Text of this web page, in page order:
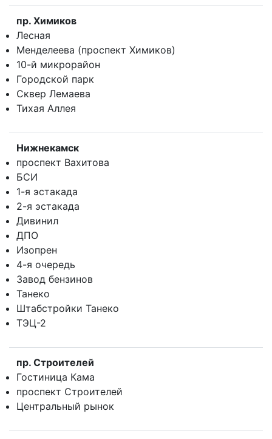
пр. Химиков
Лесная
Менделеева (проспект Химиков)
10-й микрорайон
Городской парк
Сквер Лемаева
Тихая Аллея
Нижнекамск
проспект Вахитова
БСИ
1-я эстакада
2-я эстакада
Дивинил
ДПО
Изопрен
4-я очередь
Завод бензинов
Танеко
Штабстройки Танеко
ТЭЦ-2
пр. Строителей
Гостиница Кама
проспект Строителей
Центральный рынок